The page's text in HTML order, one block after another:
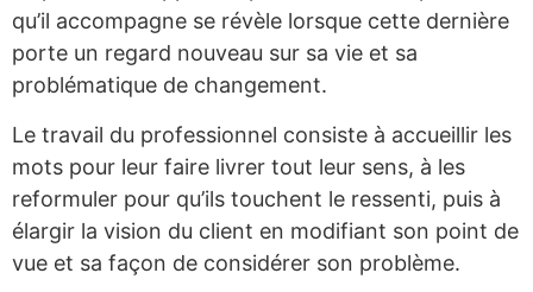
qu’il accompagne se révèle lorsque cette dernière
porte un regard nouveau sur sa vie et sa
problématique de changement.
Le travail du professionnel consiste à accueillir les
mots pour leur faire livrer tout leur sens, à les
reformuler pour qu’ils touchent le ressenti, puis à
élargir la vision du client en modifiant son point de
vue et sa façon de considérer son problème.